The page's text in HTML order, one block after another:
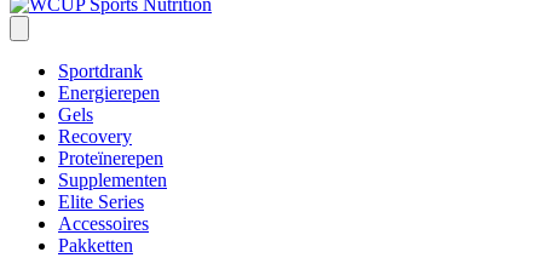
Sportdrank
Energierepen
Gels
Recovery
Proteïnerepen
Supplementen
Elite Series
Accessoires
Pakketten